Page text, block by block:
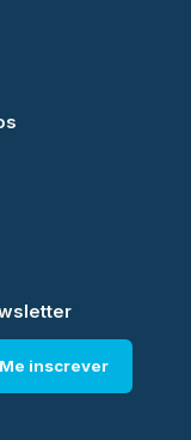
Me inscrever